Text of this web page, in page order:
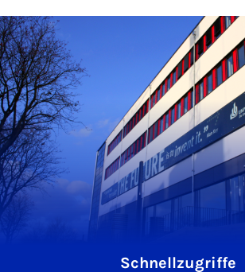
Schnellzugriffe